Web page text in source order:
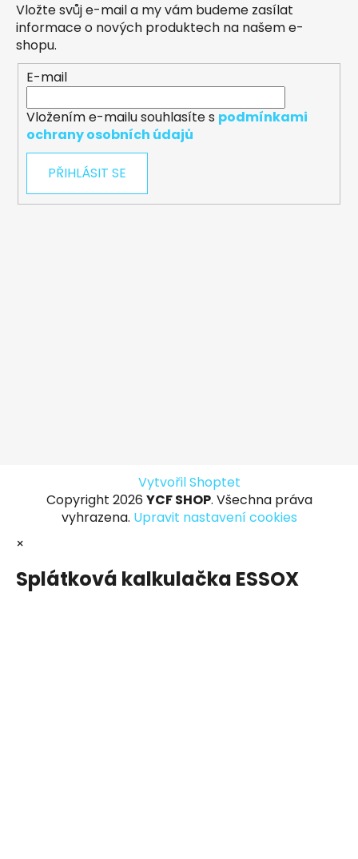
Vložte svůj e-mail a my vám budeme zasílat
informace o nových produktech na našem e-
shopu.
E-mail
Vložením e-mailu souhlasíte s podmínkami
ochrany osobních údajů
PŘIHLÁSIT SE
Vytvořil Shoptet
Copyright 2026 YCF SHOP. Všechna práva
vyhrazena. Upravit nastavení cookies
×
Splátková kalkulačka ESSOX